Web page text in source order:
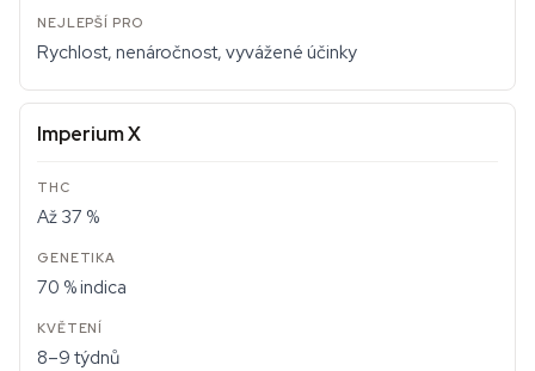
Rychlost, nenáročnost, vyvážené účinky
Imperium X
Až 37 %
70 % indica
8–9 týdnů